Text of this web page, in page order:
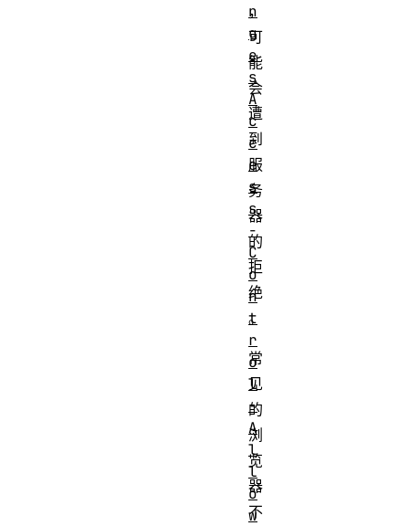
，
可
能
会
遭
到
服
务
器
的
拒
绝
。
常
见
的
浏
览
器
不
n
g
e
s
A
c
c
e
s
s
-
C
o
n
t
r
o
l
-
A
l
l
o
w